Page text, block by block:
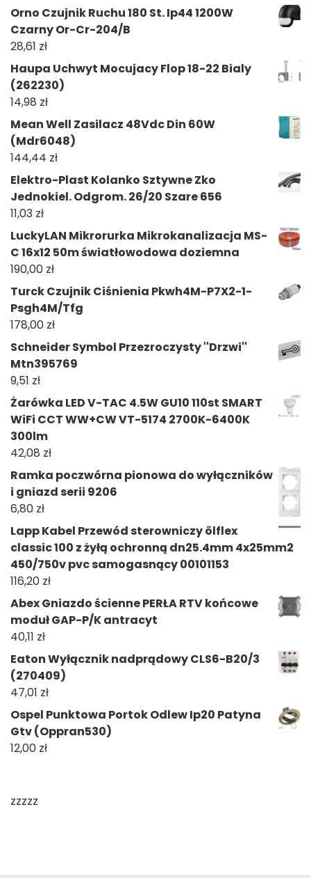
Orno Czujnik Ruchu 180 St. Ip44 1200W
Czarny Or-Cr-204/B
28,61 zł
Haupa Uchwyt Mocujacy Flop 18-22 Bialy
(262230)
14,98 zł
Mean Well Zasilacz 48Vdc Din 60W
(Mdr6048)
144,44 zł
Elektro-Plast Kolanko Sztywne Zko
Jednokiel. Odgrom. 26/20 Szare 656
11,03 zł
LuckyLAN Mikrorurka Mikrokanalizacja MS-
C 16x12 50m światłowodowa doziemna
190,00 zł
Turck Czujnik Ciśnienia Pkwh4M-P7X2-1-
Psgh4M/Tfg
178,00 zł
Schneider Symbol Przezroczysty ''Drzwi''
Mtn395769
9,51 zł
Żarówka LED V-TAC 4.5W GU10 110st SMART
WiFi CCT WW+CW VT-5174 2700K-6400K
300lm
42,08 zł
Ramka poczwórna pionowa do wyłączników
i gniazd serii 9206
6,80 zł
Lapp Kabel Przewód sterowniczy ölflex
classic 100 z żyłą ochronną dn25.4mm 4x25mm2
450/750v pvc samogasnący 00101153
116,20 zł
Abex Gniazdo ścienne PERŁA RTV końcowe
moduł GAP-P/K antracyt
40,11 zł
Eaton Wyłącznik nadprądowy CLS6-B20/3
(270409)
47,01 zł
Ospel Punktowa Portok Odlew Ip20 Patyna
Gtv (Oppran530)
12,00 zł
zzzzz